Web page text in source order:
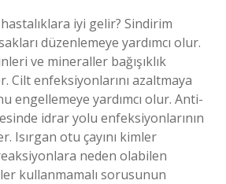
iyi gelir? Sindirim
düzenlemeye yardımcı olur.
ve mineraller bağışıklık
Cilt enfeksiyonlarını azaltmaya
engellemeye yardımcı olur. Anti-
idrar yolu enfeksiyonlarının
Isırgan otu çayını kimler
neden olabilen
kullanmamalı sorusunun